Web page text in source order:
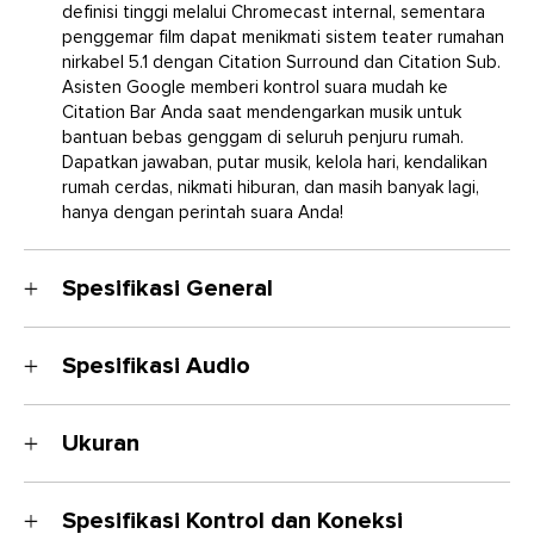
definisi tinggi melalui Chromecast internal, sementara
penggemar film dapat menikmati sistem teater rumahan
nirkabel 5.1 dengan Citation Surround dan Citation Sub.
Asisten Google memberi kontrol suara mudah ke
Citation Bar Anda saat mendengarkan musik untuk
bantuan bebas genggam di seluruh penjuru rumah.
Dapatkan jawaban, putar musik, kelola hari, kendalikan
rumah cerdas, nikmati hiburan, dan masih banyak lagi,
hanya dengan perintah suara Anda!
Spesifikasi General
Transduser
3 x 20mm tweeter, 6 x (100 x 50) woofer racetrack
Rasio sinyal dibanding derau
>80 dB
Spesifikasi Audio
Rasio sinyal dibanding derau
>80dB
Transduser
Ukuran
Dimensi (P x T x L)
1150 x 64 x 115mm (45” x 2.4” x 4.5”)
Spesifikasi Kontrol dan Koneksi